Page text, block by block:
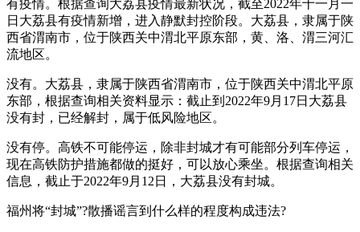
有疫情。根据查询大荔县疫情最新状况，截至2022年十一月一
日大荔县有疫情新增，进入静默封控阶段。大荔县，隶属于陕
西省渭南市，位于陕西关中渭北平原东部，黄、洛、渭三河汇
流地区。
没有。大荔县，隶属于陕西省渭南市，位于陕西关中渭北平原
东部，根据查询相关资料显示：截止到2022年9月17日大荔县
没有封，已经解封，属于低风险地区。
没有停。高铁不可能停运，除非封城才有可能部分列车停运，
现在高铁防护措施都做的挺好，可以放心乘坐。根据查询相关
信息，截止于2022年9月12日，大荔县没有封城。
福州将“封城”?散播谣言到什么样的程度构成违法?